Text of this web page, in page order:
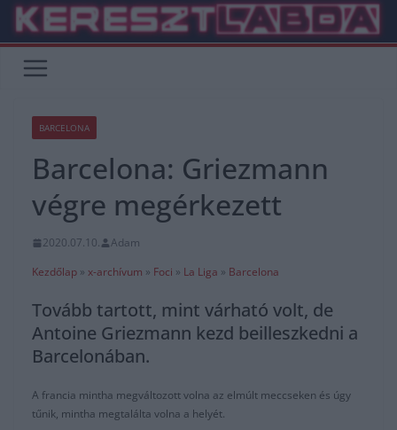
Skip
content
BARCELONA
Barcelona: Griezmann
végre megérkezett
2020.07.10.
Adam
Kezdőlap » x-archívum » Foci » La Liga » Barcelona
Tovább tartott, mint várható volt, de
Antoine Griezmann kezd beilleszkedni a
Barcelonában.
A francia mintha megváltozott volna az elmúlt meccseken és úgy
tűnik, mintha megtalálta volna a helyét.